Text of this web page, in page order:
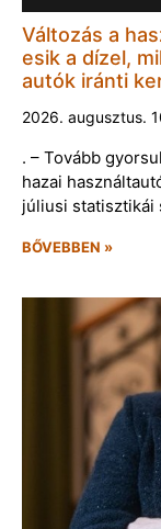
Változás a
esik a dízel,
autók iránti
2026. augusztus.
. – Tovább
hazai
júliusi statisztikái
BŐVEBBEN »